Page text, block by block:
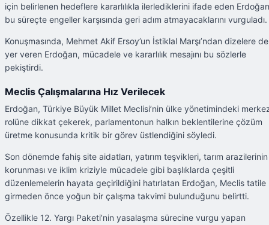
için belirlenen hedeflere kararlılıkla ilerlediklerini ifade eden
bu süreçte engeller karşısında geri adım atmayacaklarını vurguladı.
Konuşmasında, Mehmet Akif Ersoy’un İstiklal Marşı’ndan dizelere de
yer veren Erdoğan, mücadele ve kararlılık mesajını bu sözlerle
pekiştirdi.
Meclis Çalışmalarına Hız Verilecek
Erdoğan, Türkiye Büyük Millet Meclisi’nin ülke yönetimindeki
rolüne dikkat çekerek, parlamentonun halkın beklentilerine çözüm
üretme konusunda kritik bir görev üstlendiğini söyledi.
Son dönemde fahiş site aidatları, yatırım teşvikleri, tarım arazilerinin
korunması ve iklim kriziyle mücadele gibi başlıklarda çeşitli
düzenlemelerin hayata geçirildiğini hatırlatan Erdoğan, Meclis tatile
girmeden önce yoğun bir çalışma takvimi bulunduğunu belirtti.
Özellikle 12. Yargı Paketi’nin yasalaşma sürecine vurgu yapan